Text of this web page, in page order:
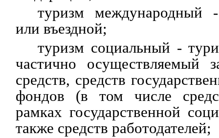
туризм международный
или въездной;
туризм социальный -
частично осуществляемый
средств, средств
фондов (в том числе
рамках государственной
также средств работодателей;